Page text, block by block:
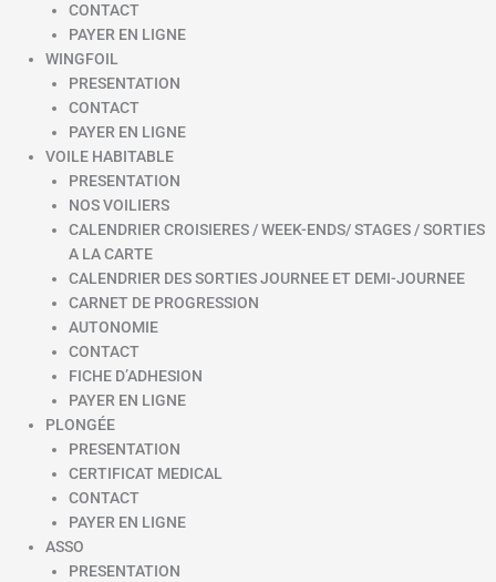
CONTACT
PAYER EN LIGNE
WINGFOIL
PRESENTATION
CONTACT
PAYER EN LIGNE
VOILE HABITABLE
PRESENTATION
NOS VOILIERS
CALENDRIER CROISIERES / WEEK-ENDS/ STAGES / SORTIES
A LA CARTE
CALENDRIER DES SORTIES JOURNEE ET DEMI-JOURNEE
CARNET DE PROGRESSION
AUTONOMIE
CONTACT
FICHE D’ADHESION
PAYER EN LIGNE
PLONGÉE
PRESENTATION
CERTIFICAT MEDICAL
CONTACT
PAYER EN LIGNE
ASSO
PRESENTATION